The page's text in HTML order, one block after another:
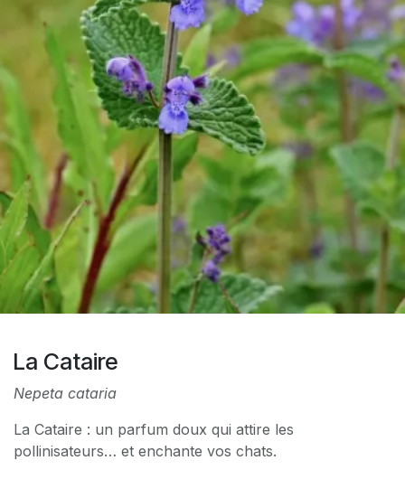
La Cataire
Nepeta cataria
La Cataire : un parfum doux qui attire les
pollinisateurs… et enchante vos chats.